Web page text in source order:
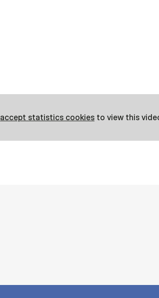
accept statistics cookies to view this